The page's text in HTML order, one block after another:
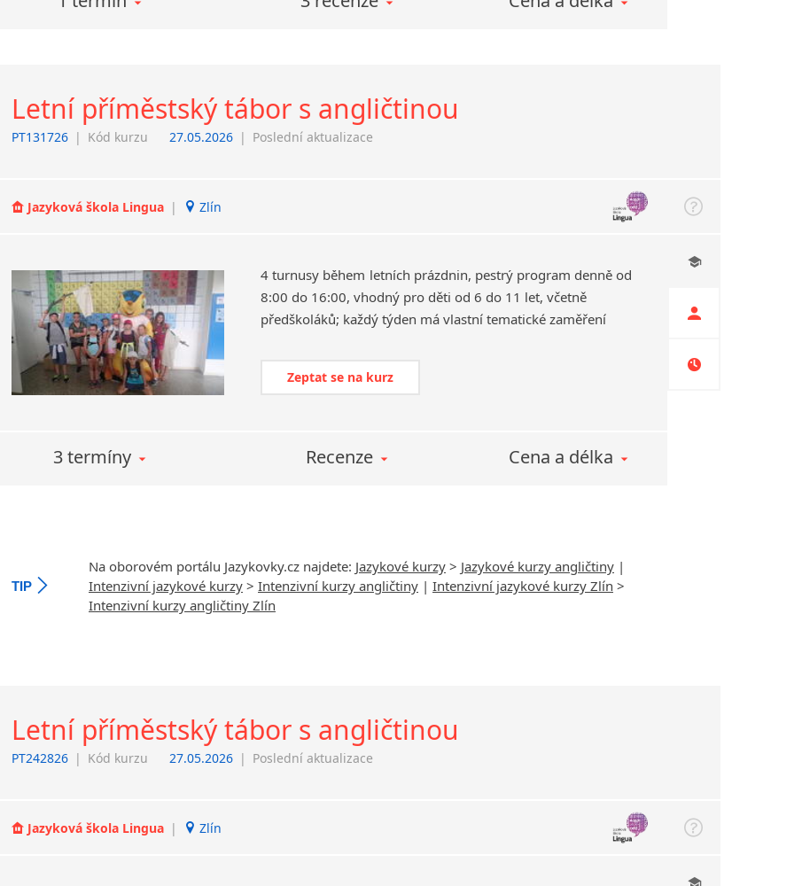
Letní příměstský tábor s angličtinou
PT131726 | Kód kurzu 27.05.2026 | Poslední aktualizace
Jazyková škola Lingua | Zlín
4 turnusy během letních prázdnin, pestrý program denně od
8:00 do 16:00, vhodný pro děti od 6 do 11 let, včetně
předškoláků; každý týden má vlastní tematické zaměření
Zeptat se na kurz
3 termíny Recenze Cena a délka
TIP
Na oborovém portálu Jazykovky.cz najdete: Jazykové kurzy > Jazykové kurzy angličtiny |
Intenzivní jazykové kurzy > Intenzivní kurzy angličtiny | Intenzivní jazykové kurzy Zlín >
Intenzivní kurzy angličtiny Zlín
Letní příměstský tábor s angličtinou
PT242826 | Kód kurzu 27.05.2026 | Poslední aktualizace
Jazyková škola Lingua | Zlín